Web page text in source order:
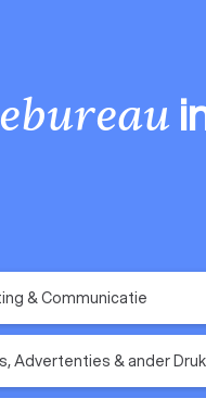
& Communicatie
Advertenties & ander